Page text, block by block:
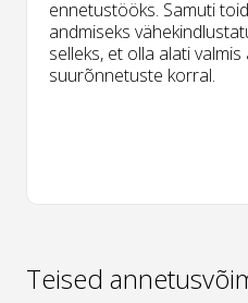
ennetustööks. Samuti
andmiseks
selleks, et olla alati
suurõnnetuste korral.
Teised